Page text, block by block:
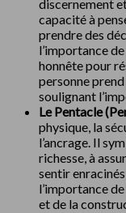
discernement
capacité à
prendre des
l’importance
honnête pour
personne
soulignant
Le Pentacle
physique, la
l’ancrage. Il
richesse, à
sentir
l’importance
et de la